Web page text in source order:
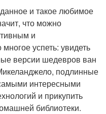
и такое любимое
что можно
и
успеть: увидеть
версии шедевров ван
подлинные
интересными
и прикупить
библиотеки.